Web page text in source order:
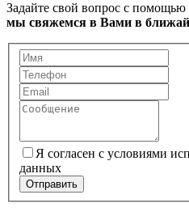
Задайте свой вопрос с
мы свяжемся в Вами в
Я согласен с условиями
данных
Отправить